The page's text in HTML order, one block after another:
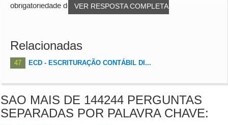
VER RESPOSTA COMPLETA
obrigatoriedade de entrega da ECD para emp...
Relacionadas
47 ECD - ESCRITURAÇÃO CONTÁBIL DI...
SAO MAIS DE 144244 PERGUNTAS
SEPARADAS POR PALAVRA CHAVE: